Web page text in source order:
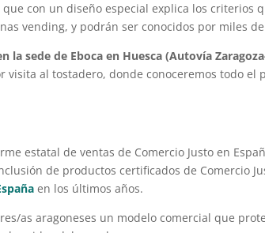
con un diseño especial explica los criterios
vending, y podrán ser conocidos por miles
la sede de Eboca en Huesca (Autovía
al tostadero, donde conoceremos todo el
estatal de ventas de Comercio Justo en
de productos certificados de Comercio
en los últimos años.
as aragoneses un modelo comercial que